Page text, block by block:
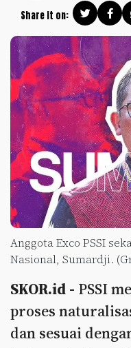
Share it on:
Anggota Exco PSSI
Nasional, Sumardji.
SKOR.id - PSSI
proses
dan sesuai
SPECIAL
Video